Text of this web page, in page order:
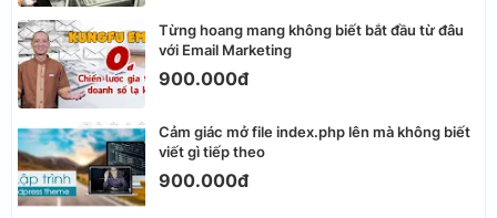
Từng hoang mang không biết bắt đầu từ đâu
với Email Marketing
900.000đ
Cảm giác mở file index.php lên mà không biết
viết gì tiếp theo
900.000đ